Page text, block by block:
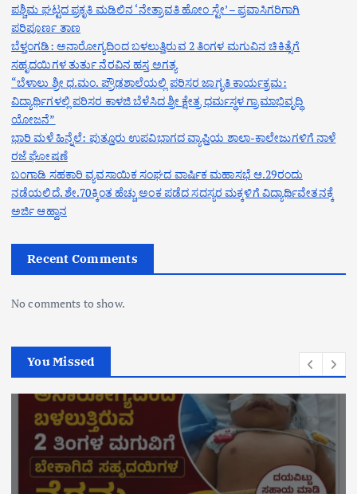
ಪಶ್ಚಿಮ ಘಟ್ಟದ ಪ್ರಕೃತಿ ಮಡಿಲಿನ ‘ನೇತ್ರಾವತಿ ಹೋಂ ಸ್ಟೇ’ – ಪ್ರವಾಸಿಗರಿಗಾಗಿ
ಪರಿಪೂರ್ಣ ತಾಣ
ಬೆಳ್ತಂಗಡಿ: ಅನಾರೋಗ್ಯದಿಂದ ಬಳಲುತ್ತಿರುವ 2 ತಿಂಗಳ ಮಗುವಿನ ಚಿಕಿತ್ಸೆಗೆ
ಸಹೃದಯಿಗಳ ತುರ್ತು ನೆರವಿನ ಹಸ್ತ ಅಗತ್ಯ
“ಬೆಳಾಲು ಶ್ರೀ ಧ.ಮಂ. ಪ್ರೌಢಶಾಲೆಯಲ್ಲಿ ಪರಿಸರ ಜಾಗೃತಿ ಕಾರ್ಯಕ್ರಮ:
ವಿದ್ಯಾರ್ಥಿಗಳಲ್ಲಿ ಪರಿಸರ ಕಾಳಜಿ ಬೆಳೆಸಿದ ಶ್ರೀ ಕ್ಷೇತ್ರ ಧರ್ಮಸ್ಥಳ ಗ್ರಾಮಾಭಿವೃದ್ಧಿ
ಯೋಜನೆ”
ಭಾರಿ ಮಳೆ ಹಿನ್ನೆಲೆ: ಪುತ್ತೂರು ಉಪವಿಭಾಗದ ವ್ಯಾಪ್ತಿಯ ಶಾಲಾ-ಕಾಲೇಜುಗಳಿಗೆ ನಾಳೆ
ರಜೆ ಘೋಷಣೆ
ಬಂಗಾಡಿ ಸಹಕಾರಿ ವ್ಯವಸಾಯಿಕ ಸಂಘದ ವಾರ್ಷಿಕ ಮಹಾಸಭೆ ಆ.29ರಂದು
ನಡೆಯಲಿದೆ. ಶೇ.70ಕ್ಕಿಂತ ಹೆಚ್ಚು ಅಂಕ ಪಡೆದ ಸದಸ್ಯರ ಮಕ್ಕಳಿಗೆ ವಿದ್ಯಾರ್ಥಿವೇತನಕ್ಕೆ
ಅರ್ಜಿ ಆಹ್ವಾನ
Recent Comments
No comments to show.
You Missed